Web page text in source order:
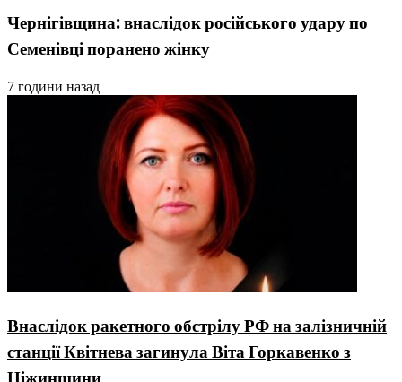
Чернігівщина: внаслідок російського удару по
Семенівці поранено жінку
7 години назад
Внаслідок ракетного обстрілу РФ на залізничній
станції Квітнева загинула Віта Горкавенко з